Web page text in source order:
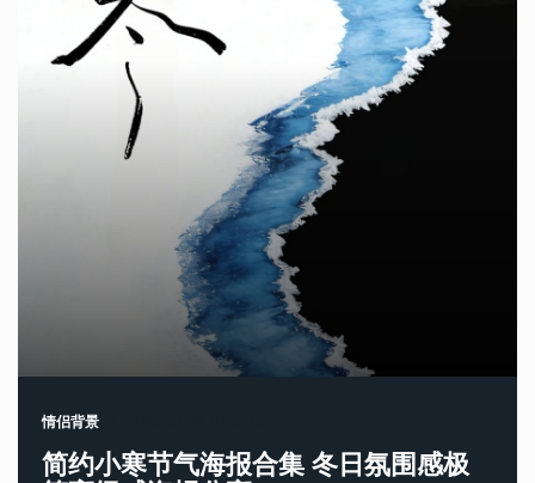
情侣背景
简约小寒节气海报合集 冬日氛围感极